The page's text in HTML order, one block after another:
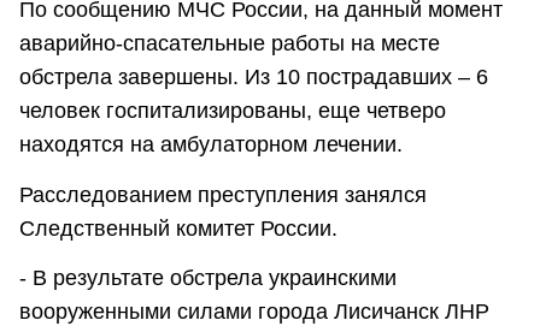
По сообщению МЧС России, на данный момент
аварийно-спасательные работы на месте
обстрела завершены. Из 10 пострадавших – 6
человек госпитализированы, еще четверо
находятся на амбулаторном лечении.
Расследованием преступления занялся
Следственный комитет России.
- В результате обстрела украинскими
вооруженными силами города Лисичанск ЛНР